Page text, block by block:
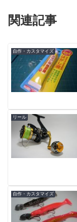
関連記事
自作・カスタマイズ
リール
自作・カスタマイズ